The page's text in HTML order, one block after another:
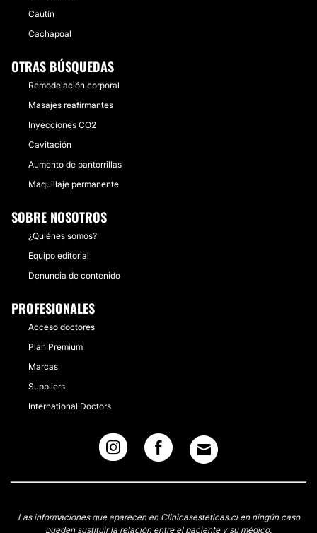
Cautín
Cachapoal
OTRAS BÚSQUEDAS
Remodelación corporal
Masajes reafirmantes
Inyecciones CO2
Cavitación
Aumento de pantorrillas
Maquillaje permanente
SOBRE NOSOTROS
¿Quiénes somos?
Equipo editorial
Denuncia de contenido
PROFESIONALES
Acceso doctores
Plan Premium
Marcas
Suppliers
International Doctors
Las informaciones que aparecen en Clinicasesteticas.cl en ningún caso
pueden sustituir la relación entre el paciente y su médico.